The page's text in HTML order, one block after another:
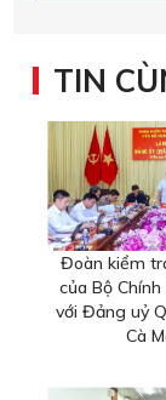
TIN
Đoàn kiểm
của Bộ
với Đảng uỷ
Cà